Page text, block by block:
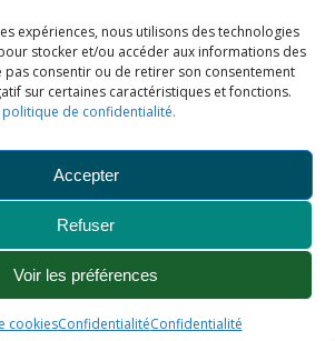
expériences, nous utilisons des technologies
stocker et/ou accéder aux informations des
pas consentir ou de retirer son consentement
sur certaines caractéristiques et fonctions.
de confidentialité.
Accepter
Refuser
Voir les préférences
cookiesConfidentialitéConfidentialité
d’économie d’eau potable
Confidentialité Nous joindre